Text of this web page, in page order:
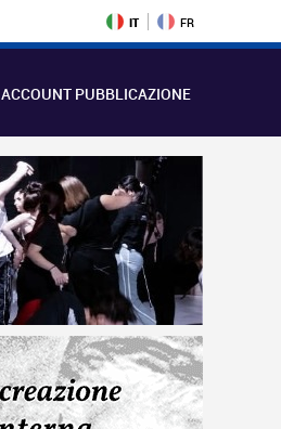
IT FR
ACCOUNT PUBBLICAZIONE